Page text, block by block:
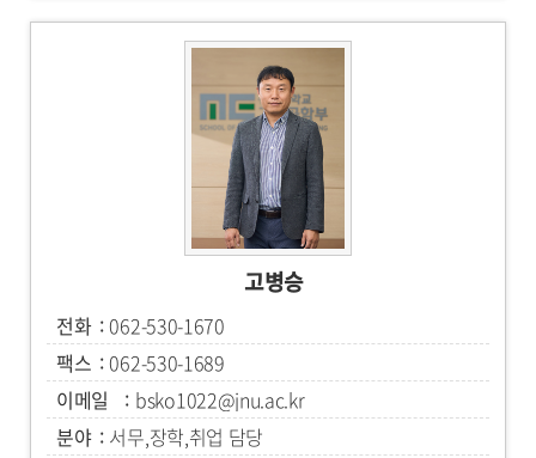
고병승
전화
062-530-1670
팩스
062-530-1689
이메일
bsko1022@jnu.ac.kr
분야
서무,장학,취업 담당